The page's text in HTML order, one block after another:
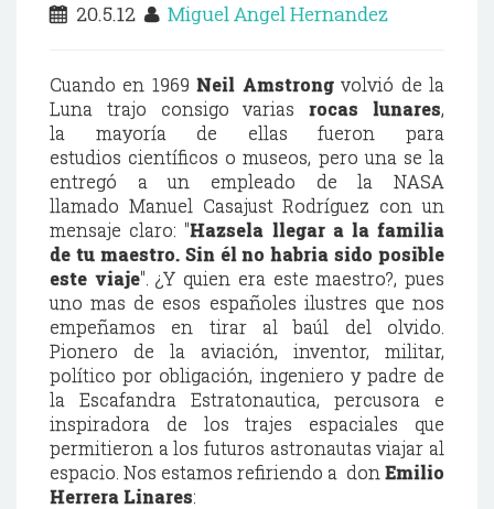
20.5.12 Miguel Angel Hernandez
Cuando en 1969Neil Amstrongvolvió de la
Luna trajo consigo varias rocas lunares,
la mayoría de ellas fueron para
estudios científicos o museos, pero una se la
entregó a un empleado de la NASA
llamado Manuel Casajust Rodríguez con un
mensaje claro: "Hazsela llegar a la familia
de tu maestro. Sin él no habria sido posible
este viaje". ¿Y quien era este maestro?, pues
uno mas de esos españoles ilustres que nos
empeñamos en tirar al baúl del olvido.
Pionero de la aviación, inventor, militar,
político por obligación, ingeniero y padre de
la Escafandra Estratonautica, percusora e
inspiradora de los trajes espaciales que
permitieron a los futuros astronautas viajar al
espacio. Nos estamos refiriendo a don Emilio
Herrera Linares: